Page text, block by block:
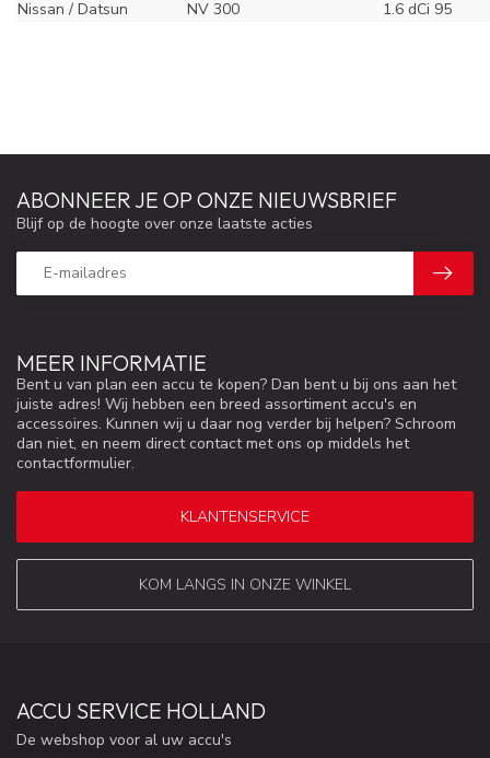
Nissan / Datsun NV 300 1.6 dCi 95
MEER INFORMATIE
Bent u van plan een accu te kopen? Dan bent u bij ons aan het
juiste adres! Wij hebben een breed assortiment accu's en
accessoires. Kunnen wij u daar nog verder bij helpen? Schroom
dan niet, en neem direct contact met ons op middels het
contactformulier.
KLANTENSERVICE
KOM LANGS IN ONZE WINKEL
ABONNEER JE OP ONZE NIEUWSBRIEF
Blijf op de hoogte over onze laatste acties
ACCU SERVICE HOLLAND
De webshop voor al uw accu's